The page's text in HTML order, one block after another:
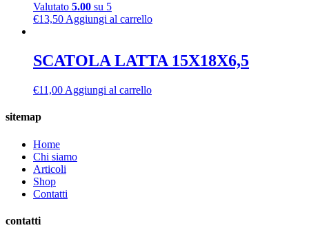
Valutato 5.00 su 5
€13,50 Aggiungi al carrello
SCATOLA LATTA 15X18X6,5
€11,00 Aggiungi al carrello
sitemap
Home
Chi siamo
Articoli
Shop
Contatti
contatti